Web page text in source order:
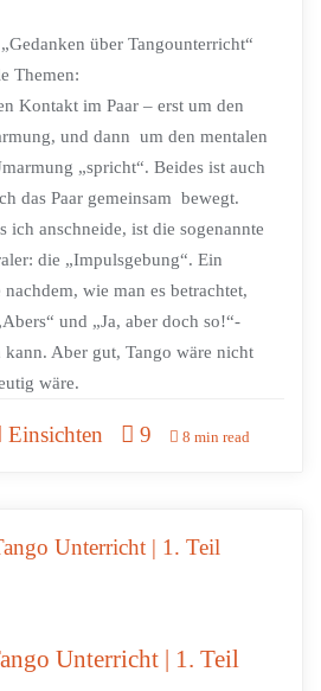
über Tangounterricht“
Themen:
Kontakt im Paar – erst um den
und dann um den mentalen
„spricht“. Beides ist auch
das Paar gemeinsam bewegt.
ich anschneide, ist die sogenannte
die „Impulsgebung“. Ein
wie man es betrachtet,
und „Ja, aber doch so!“-
kann. Aber gut, Tango wäre nicht
wäre.
Einsichten 9 8 min read
Unterricht | 1. Teil